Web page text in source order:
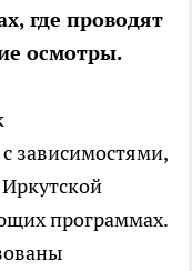
где проводят
осмотры.
зависимостями,
программах.